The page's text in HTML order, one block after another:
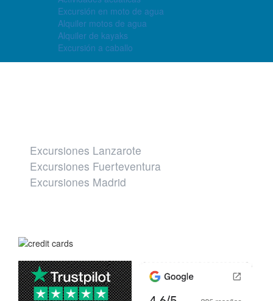
Excursión en moto de agua
Alquiler motos de agua
Alquiler de kayaks
Excursión a caballo
Excursiones Lanzarote
Excursiones Fuerteventura
Excursiones Madrid